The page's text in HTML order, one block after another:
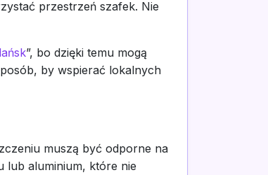
przestrzeń szafek. Nie
”, bo dzięki temu mogą
by wspierać lokalnych
muszą być odporne na
lub aluminium, które nie